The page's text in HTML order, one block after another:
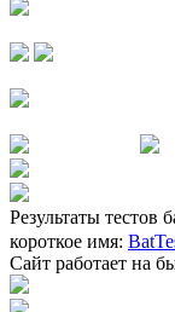
Результаты тестов
короткое имя:
Сайт работает на